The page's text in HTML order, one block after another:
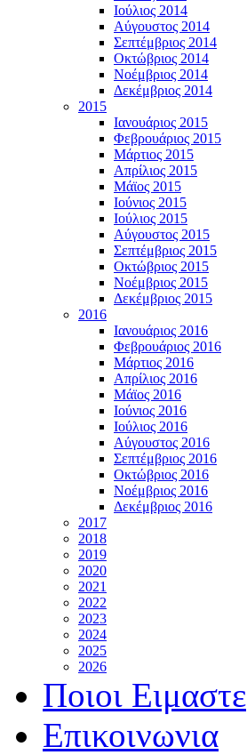
Ιούλιος 2014
Αύγουστος 2014
Σεπτέμβριος 2014
Οκτώβριος 2014
Νοέμβριος 2014
Δεκέμβριος 2014
2015
Ιανουάριος 2015
Φεβρουάριος 2015
Μάρτιος 2015
Απρίλιος 2015
Μάϊος 2015
Ιούνιος 2015
Ιούλιος 2015
Αύγουστος 2015
Σεπτέμβριος 2015
Οκτώβριος 2015
Νοέμβριος 2015
Δεκέμβριος 2015
2016
Ιανουάριος 2016
Φεβρουάριος 2016
Μάρτιος 2016
Απρίλιος 2016
Μάϊος 2016
Ιούνιος 2016
Ιούλιος 2016
Αύγουστος 2016
Σεπτέμβριος 2016
Οκτώβριος 2016
Νοέμβριος 2016
Δεκέμβριος 2016
2017
2018
2019
2020
2021
2022
2023
2024
2025
2026
Ποιοι Ειμαστε
Επικοινωνια